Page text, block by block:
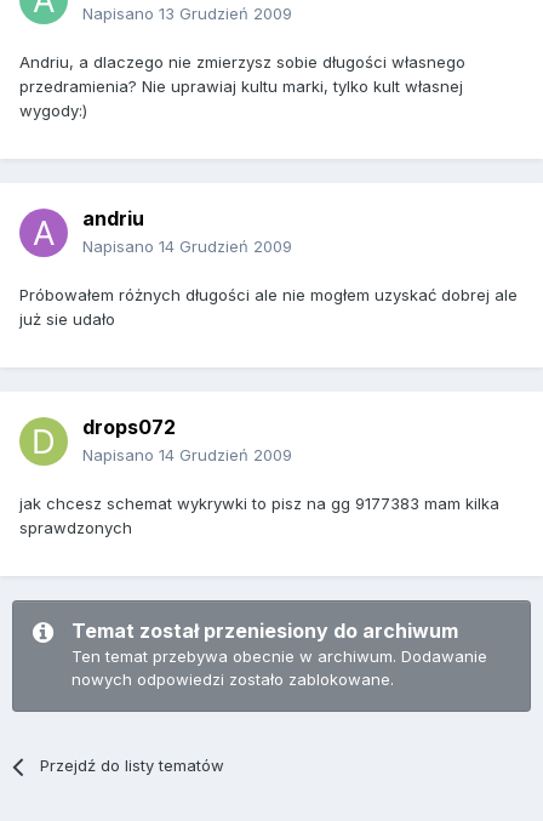
Napisano 13 Grudzień 2009
Andriu, a dlaczego nie zmierzysz sobie długości własnego
przedramienia? Nie uprawiaj kultu marki, tylko kult własnej
wygody:)
andriu
Napisano 14 Grudzień 2009
Próbowałem różnych długości ale nie mogłem uzyskać dobrej ale
już sie udało
drops072
Napisano 14 Grudzień 2009
jak chcesz schemat wykrywki to pisz na gg 9177383 mam kilka
sprawdzonych
Temat został przeniesiony do archiwum
Ten temat przebywa obecnie w archiwum. Dodawanie
nowych odpowiedzi zostało zablokowane.
Przejdź do listy tematów